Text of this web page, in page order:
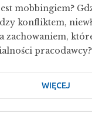
mobbingiem?
konfliktem,
zachowaniem,
pracodawcy?
WIĘCEJ